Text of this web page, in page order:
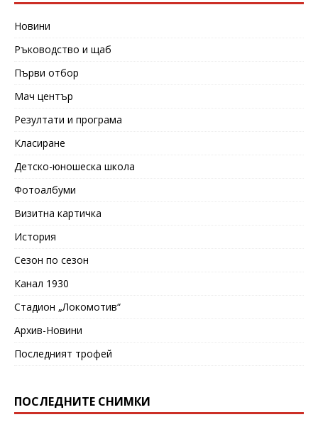
Новини
Ръководство и щаб
Първи отбор
Мач център
Резултати и програма
Класиране
Детско-юношеска школа
Фотоалбуми
Визитна картичка
История
Сезон по сезон
Канал 1930
Стадион „Локомотив“
Архив-Новини
Последният трофей
ПОСЛЕДНИТЕ СНИМКИ